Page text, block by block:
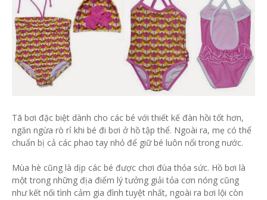
Tã bơi đặc biệt dành cho các bé với thiết kế đàn hồi tốt hơn,
ngăn ngừa rò rỉ khi bé đi bơi ở hồ tập thể. Ngoài ra, mẹ có thể
chuẩn bị cả các phao tay nhỏ để giữ bé luôn nổi trong nước.
Mùa hè cũng là dịp các bé được chơi đùa thỏa sức. Hồ bơi là
một trong những địa điểm lý tưởng giải tỏa cơn nóng cũng
như kết nối tình cảm gia đình tuyệt nhất, ngoài ra bơi lội còn